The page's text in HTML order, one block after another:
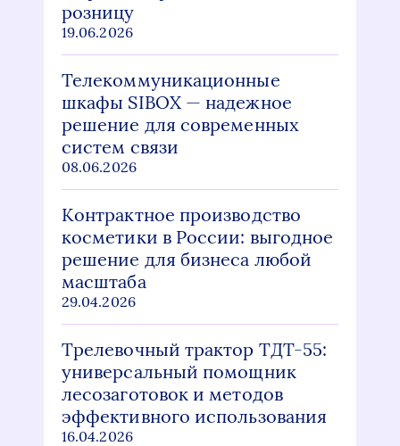
розницу
19.06.2026
Телекоммуникационные
шкафы SIBOX — надежное
решение для современных
систем связи
08.06.2026
Контрактное производство
косметики в России: выгодное
решение для бизнеса любой
масштаба
29.04.2026
Трелевочный трактор ТДТ-55:
универсальный помощник
лесозаготовок и методов
эффективного использования
16.04.2026